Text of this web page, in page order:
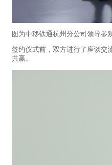
图为中移铁通杭州分公司领导参
签约仪式前，双方进行了座谈交
共赢。